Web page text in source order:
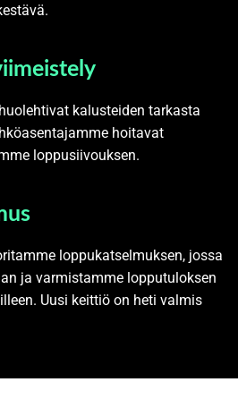
kalusteiden tarkasta
hoitavat
loppusiivouksen.
loppukatselmuksen, jossa
ja varmistamme lopputuloksen
Uusi keittiö on heti valmis